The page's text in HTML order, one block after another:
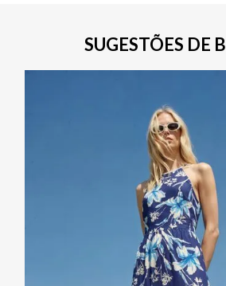
SUGESTÕES DE